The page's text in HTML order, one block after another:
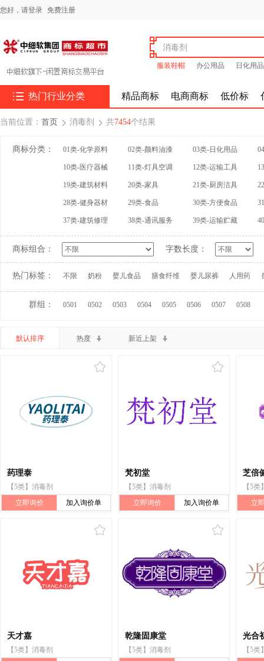
您好， 请登录 免费注册
服装鞋帽 办公用品 日化用品
 热门行业分类 精品商标 电商商标 低价标
当前位置： 首页  消毒剂  共7454个结果
商标分类： 01类-化学原料 02类-颜料油漆 03类-日化用品
10类-医疗器械 11类-灯具空调 12类-运输工具
19类-建筑材料 20类-家具 21类-厨房洁具
28类-健身器材 29类-食品 30类-方便食品
37类-建筑修理 38类-通讯服务 39类-运输贮藏
商标组合： 字数长度：
热门标签： 不限 奶粉 婴儿食品 膳食纤维 婴儿尿裤 人用药
群组： 0501 0502 0503 0504 0505 0506 0507 0508
默认排序 热度 新近上架
药理泰
【5类】消毒剂
立即询价
加入询价单
梵初堂
【5类】消毒剂
立即询价
加入询价单
芝倍
【5
立
天才嘉
【5类】消毒剂
乾隆固康堂
【5类】消毒剂
光合
【5